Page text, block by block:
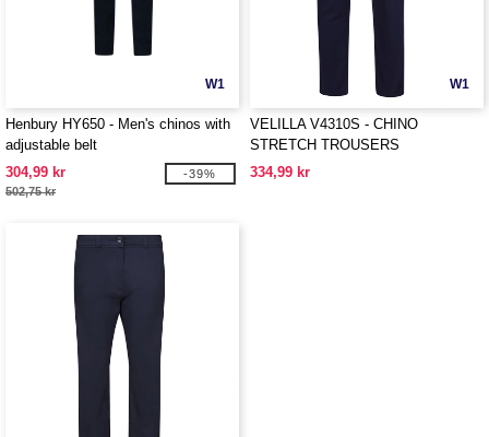
W1
Henbury HY650 - Men's chinos with
adjustable belt
304,99 kr
502,75 kr
-39%
W1
VELILLA V4310S - CHINO
STRETCH TROUSERS
334,99 kr